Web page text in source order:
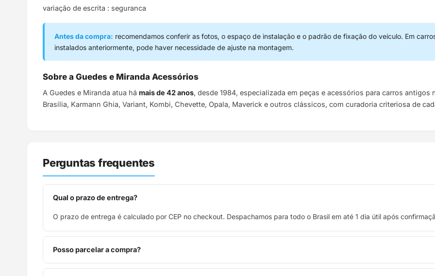
variação de escrita : seguranca
Antes da compra: recomendamos conferir as fotos, o espaço de instalação e o padrão de fixação do veículo. Em
instalados anteriormente, pode haver necessidade de ajuste na montagem.
Sobre a Guedes e Miranda Acessórios
A Guedes e Miranda atua há mais de 42 anos, desde 1984, especializada em peças e acessórios para carros
Brasília, Karmann Ghia, Variant, Kombi, Chevette, Opala, Maverick e outros clássicos, com curadoria criteriosa de
Perguntas frequentes
Qual o prazo de entrega?
O prazo de entrega é calculado por CEP no checkout. Despachamos para todo o Brasil em até 1 dia útil após
Posso parcelar a compra?
Sim, parcelamos em até 10x sem juros no cartão de crédito, ou pague à vista no Pix com 8% de desconto.